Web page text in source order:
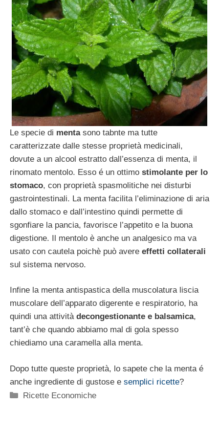
Le specie di menta sono tabnte ma tutte
caratterizzate dalle stesse proprietà medicinali,
dovute a un alcool estratto dall’essenza di menta, il
rinomato mentolo. Esso é un ottimo stimolante per lo
stomaco, con proprietà spasmolitiche nei disturbi
gastrointestinali. La menta facilita l’eliminazione di aria
dallo stomaco e dall’intestino quindi permette di
sgonfiare la pancia, favorisce l’appetito e la buona
digestione. Il mentolo è anche un analgesico ma va
usato con cautela poichè può avere effetti collaterali
sul sistema nervoso.
Infine la menta antispastica della muscolatura liscia
muscolare dell’apparato digerente e respiratorio, ha
quindi una attività decongestionante e balsamica,
tant’è che quando abbiamo mal di gola spesso
chiediamo una caramella alla menta.
Dopo tutte queste proprietà, lo sapete che la menta é
anche ingrediente di gustose e semplici ricette?
Categorie
Ricette Economiche